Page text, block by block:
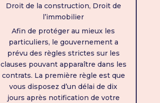
Droit de la construction, Droit de
l’immobilier
Afin de protéger au mieux les
particuliers, le gouvernement a
prévu des règles strictes sur les
clauses pouvant apparaître dans les
contrats. La première règle est que
vous disposez d’un délai de dix
jours après notification de votre